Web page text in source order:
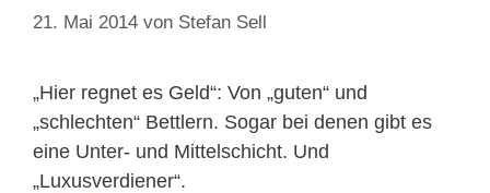
21. Mai 2014 von Stefan Sell
„Hier regnet es Geld“: Von „guten“ und
„schlechten“ Bettlern. Sogar bei denen gibt es
eine Unter- und Mittelschicht. Und
„Luxusverdiener“.